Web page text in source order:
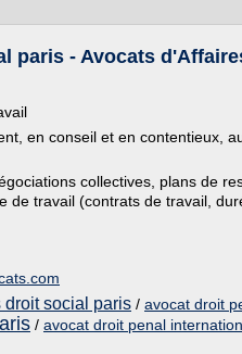
paris - Avocats
en conseil et en contentieux,
collectives, plans de
de travail (contrats de travail,
droit social paris / avocat droit
/ avocat droit penal